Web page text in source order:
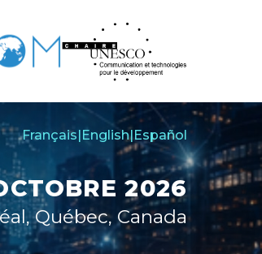
Français|English|Español
2026
Québec, Canada